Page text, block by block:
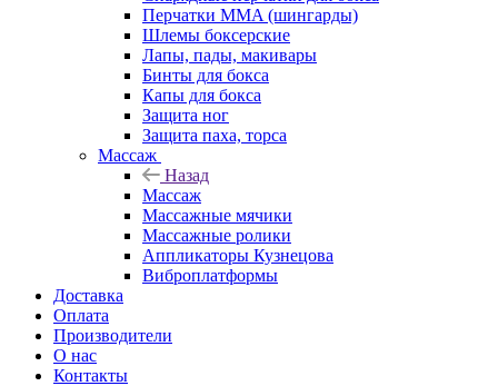
Перчатки MMA (шингарды)
Шлемы боксерские
Лапы, пады, макивары
Бинты для бокса
Капы для бокса
Защита ног
Защита паха, торса
Массаж
Назад
Массаж
Массажные мячики
Массажные ролики
Аппликаторы Кузнецова
Виброплатформы
Доставка
Оплата
Производители
О нас
Контакты